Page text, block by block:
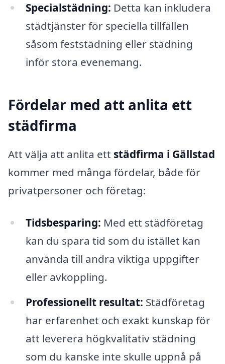
Specialstädning: Detta kan inkludera
städtjänster för speciella tillfällen
såsom feststädning eller städning
inför stora evenemang.
Fördelar med att anlita ett
städfirma
Att välja att anlita ett städfirma i Gällstad
kommer med många fördelar, både för
privatpersoner och företag:
Tidsbesparing: Med ett städföretag
kan du spara tid som du istället kan
använda till andra viktiga uppgifter
eller avkoppling.
Professionellt resultat: Städföretag
har erfarenhet och exakt kunskap för
att leverera högkvalitativ städning
som du kanske inte skulle uppnå på